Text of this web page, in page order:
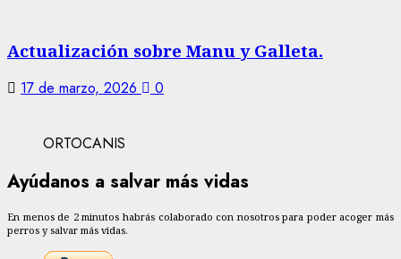
Actualización sobre Manu y Galleta.
17 de marzo, 2026 0
ORTOCANIS
Ayúdanos a salvar más vidas
En menos de 2 minutos habrás colaborado con nosotros para poder acoger más
perros y salvar más vidas.